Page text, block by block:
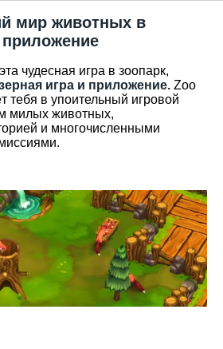
ВОПРОСЫ
мир животных в
приложение
чудесная игра в зоопарк,
игра и приложение. Zoo
тебя в упоительный игровой
милых животных,
и многочисленными